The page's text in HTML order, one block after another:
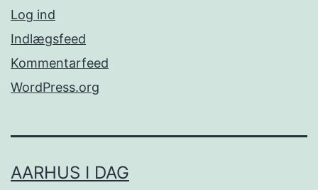
Log ind
Indlægsfeed
Kommentarfeed
WordPress.org
AARHUS I DAG